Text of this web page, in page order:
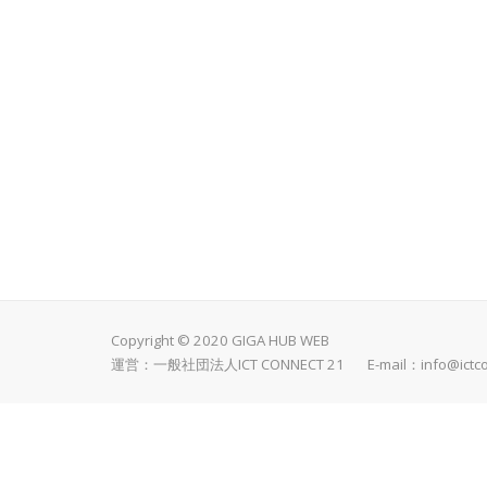
Copyright © 2020 GIGA HUB WEB
運営：一般社団法人ICT CONNECT 21 E-mail：